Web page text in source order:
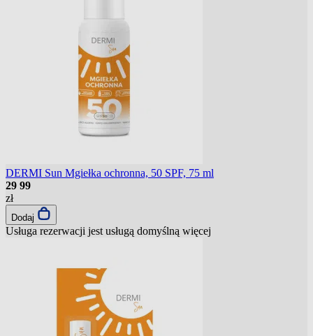
DERMI Sun Mgiełka ochronna, 50 SPF, 75 ml
29 99
zł
Dodaj
Usługa rezerwacji jest usługą domyślną więcej